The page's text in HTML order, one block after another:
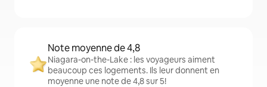
Note moyenne de 4,8
Niagara-on-the-Lake : les voyageurs aiment
beaucoup ces logements. Ils leur donnent en
moyenne une note de 4,8 sur 5!